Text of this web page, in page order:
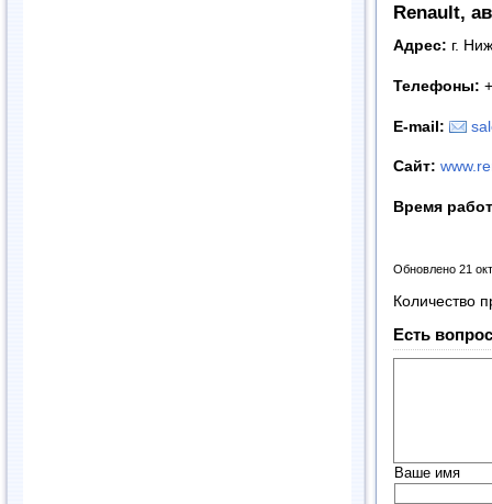
Renault,
Адрес: г.
Телефоны:
E-mail:
Сайт:
Время
Обновлено 21
Количество
Есть
Ваше имя